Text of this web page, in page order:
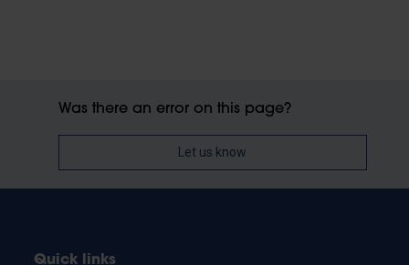
Was there an error on this page?
Let us know
Quick links